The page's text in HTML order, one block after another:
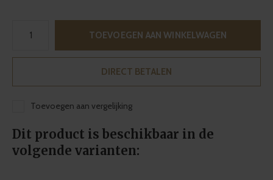
TOEVOEGEN AAN WINKELWAGEN
DIRECT BETALEN
Toevoegen aan vergelijking
Dit product is beschikbaar in de
volgende varianten: